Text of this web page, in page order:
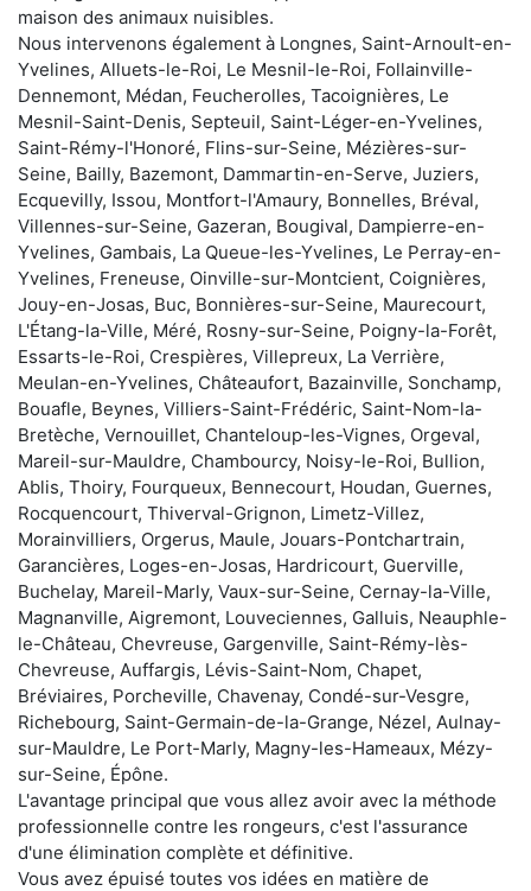
maison des animaux nuisibles.
Nous intervenons également à Longnes, Saint-Arnoult-en-
Yvelines, Alluets-le-Roi, Le Mesnil-le-Roi, Follainville-
Dennemont, Médan, Feucherolles, Tacoignières, Le
Mesnil-Saint-Denis, Septeuil, Saint-Léger-en-Yvelines,
Saint-Rémy-l'Honoré, Flins-sur-Seine, Mézières-sur-
Seine, Bailly, Bazemont, Dammartin-en-Serve, Juziers,
Ecquevilly, Issou, Montfort-l'Amaury, Bonnelles, Bréval,
Villennes-sur-Seine, Gazeran, Bougival, Dampierre-en-
Yvelines, Gambais, La Queue-les-Yvelines, Le Perray-en-
Yvelines, Freneuse, Oinville-sur-Montcient, Coignières,
Jouy-en-Josas, Buc, Bonnières-sur-Seine, Maurecourt,
L'Étang-la-Ville, Méré, Rosny-sur-Seine, Poigny-la-Forêt,
Essarts-le-Roi, Crespières, Villepreux, La Verrière,
Meulan-en-Yvelines, Châteaufort, Bazainville, Sonchamp,
Bouafle, Beynes, Villiers-Saint-Frédéric, Saint-Nom-la-
Bretèche, Vernouillet, Chanteloup-les-Vignes, Orgeval,
Mareil-sur-Mauldre, Chambourcy, Noisy-le-Roi, Bullion,
Ablis, Thoiry, Fourqueux, Bennecourt, Houdan, Guernes,
Rocquencourt, Thiverval-Grignon, Limetz-Villez,
Morainvilliers, Orgerus, Maule, Jouars-Pontchartrain,
Garancières, Loges-en-Josas, Hardricourt, Guerville,
Buchelay, Mareil-Marly, Vaux-sur-Seine, Cernay-la-Ville,
Magnanville, Aigremont, Louveciennes, Galluis, Neauphle-
le-Château, Chevreuse, Gargenville, Saint-Rémy-lès-
Chevreuse, Auffargis, Lévis-Saint-Nom, Chapet,
Bréviaires, Porcheville, Chavenay, Condé-sur-Vesgre,
Richebourg, Saint-Germain-de-la-Grange, Nézel, Aulnay-
sur-Mauldre, Le Port-Marly, Magny-les-Hameaux, Mézy-
sur-Seine, Épône.
L'avantage principal que vous allez avoir avec la méthode
professionnelle contre les rongeurs, c'est l'assurance
d'une élimination complète et définitive.
Vous avez épuisé toutes vos idées en matière de